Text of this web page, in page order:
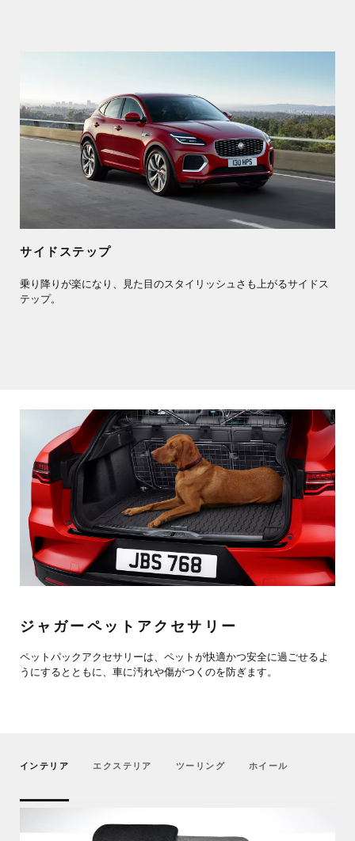
サイドステップ
乗り降りが楽になり、見た目のスタイリッシュさも上がるサイドス
テップ。
ジャガーペットアクセサリー
ペットパックアクセサリーは、ペットが快適かつ安全に過ごせるよ
うにするとともに、車に汚れや傷がつくのを防ぎます。
インテリア エクステリア ツーリング ホイール